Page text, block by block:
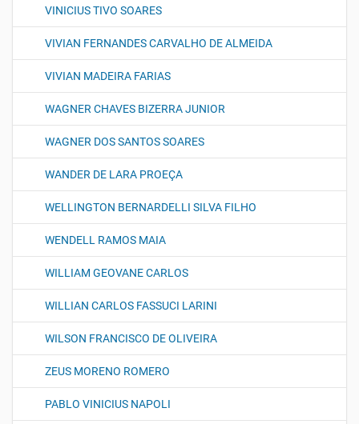
VINICIUS TIVO SOARES
VIVIAN FERNANDES CARVALHO DE ALMEIDA
VIVIAN MADEIRA FARIAS
WAGNER CHAVES BIZERRA JUNIOR
WAGNER DOS SANTOS SOARES
WANDER DE LARA PROEÇA
WELLINGTON BERNARDELLI SILVA FILHO
WENDELL RAMOS MAIA
WILLIAM GEOVANE CARLOS
WILLIAN CARLOS FASSUCI LARINI
WILSON FRANCISCO DE OLIVEIRA
ZEUS MORENO ROMERO
PABLO VINICIUS NAPOLI